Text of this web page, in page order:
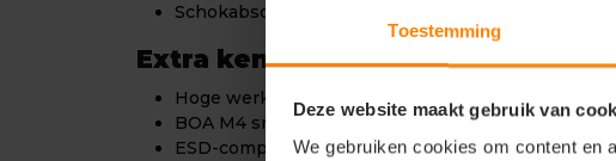
Toestemming
Deze website maakt gebruik van
We gebruiken cookies om content en
Schokabsorberend en duurzaam voor intensief
Extra kenmerken
Hoge werkschoen, sportief en robuust design
BOA M4 snelsluiting voor snelle en nauwkeurige
ESD-compatibel